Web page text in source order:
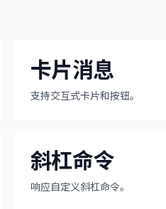
卡片消息
支持交互式卡片和按钮。
斜杠命令
响应自定义斜杠命令。